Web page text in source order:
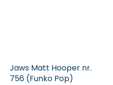
Jaws Matt Hooper nr.
756 (Funko Pop)